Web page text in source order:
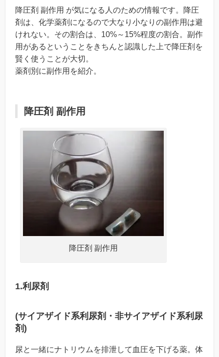
降圧剤 副作用 が気になる人のための情報です。降圧
剤は、化学薬剤になるので大なり小なりの副作用は避
けれない。その割合は、10%～15%程度の割合。副作
用があるということをきちんと認識した上で降圧剤を
賢く使うことが大切。
薬剤別に副作用を紹介。
降圧剤 副作用
降圧剤 副作用
1.利尿剤
(サイアザイド系利尿剤・非サイアザイド系利尿
剤)
尿と一緒にナトリウムを排泄して血圧を下げる薬。体